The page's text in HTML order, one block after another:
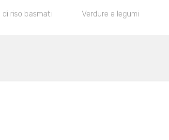
riso basmati Verdure e legumi